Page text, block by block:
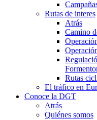
Rutas de interes
Atrás
Camino
Rutas
El tráfico en
Conoce la DGT
Atrás
Quiénes somos